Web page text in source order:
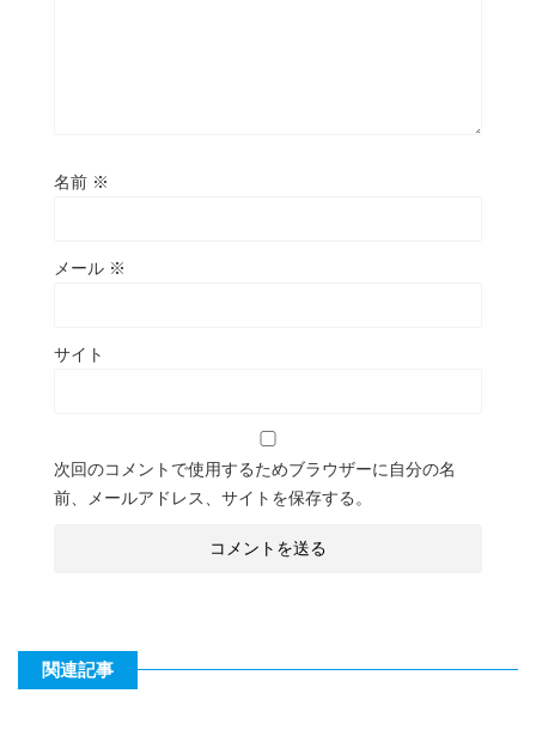
名前 ※
メール ※
サイト
次回のコメントで使用するためブラウザーに自分の名
前、メールアドレス、サイトを保存する。
関連記事